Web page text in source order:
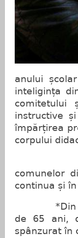
anului
inteligința
comitetului
instructive
împărțirea
corpului
*Il.
comunelor
continua și
*Din
de 65 ani,
spânzurat în